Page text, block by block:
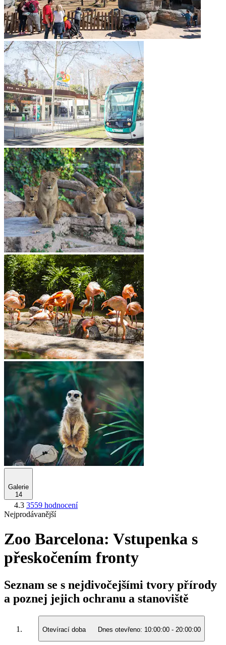
Galerie
14
4.3 3559 hodnocení
Nejprodávanější
Zoo Barcelona: Vstupenka s
přeskočením fronty
Seznam se s nejdivočejšími tvory přírody
a poznej jejich ochranu a stanoviště
Otevírací doba Dnes otevřeno: 10:00:00 - 20:00:00